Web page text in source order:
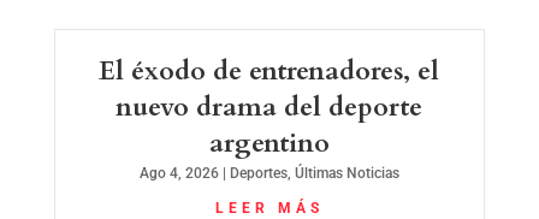
El éxodo de entrenadores, el
nuevo drama del deporte
argentino
Ago 4, 2026| Deportes, Últimas Noticias
LEER MÁS